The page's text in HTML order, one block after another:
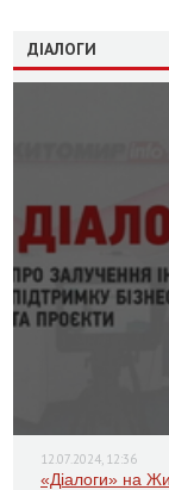
ДІАЛОГИ
12.07.2024, 12:36
«Діалоги» на